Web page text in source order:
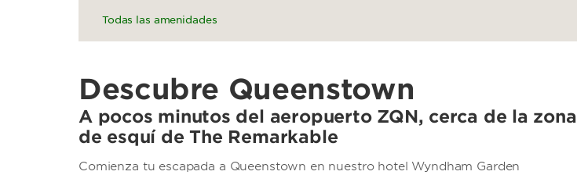
Todas las amenidades
Descubre Queenstown
A pocos minutos del aeropuerto ZQN, cerca de la zona
de esquí de The Remarkable
Comienza tu escapada a Queenstown en nuestro hotel Wyndham Garden